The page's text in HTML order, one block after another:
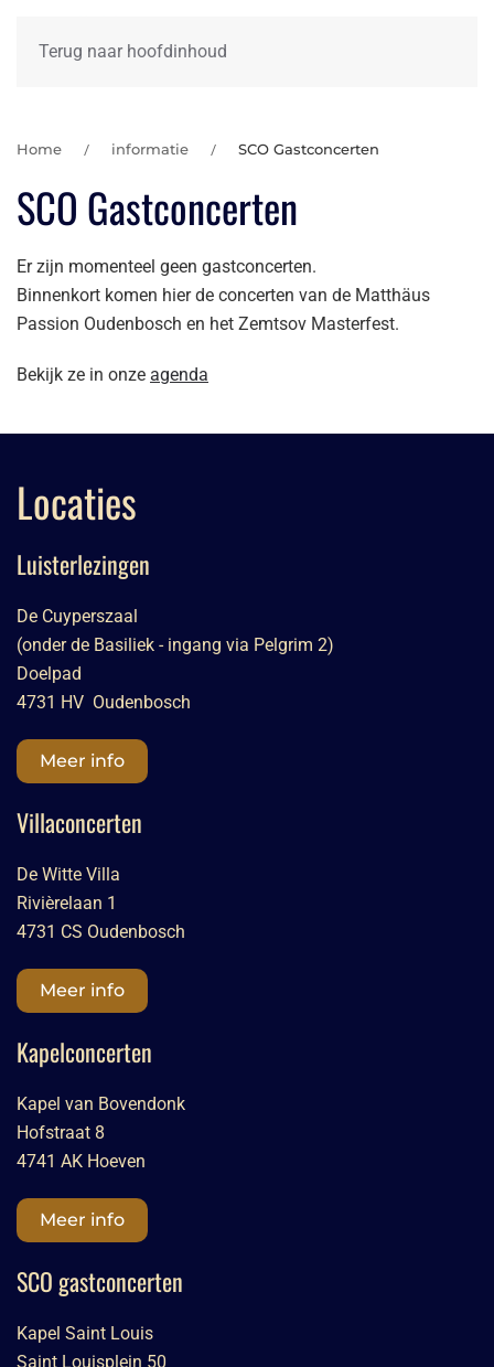
Terug naar hoofdinhoud
Home informatie SCO Gastconcerten
SCO Gastconcerten
Er zijn momenteel geen gastconcerten.
Binnenkort komen hier de concerten van de Matthäus
Passion Oudenbosch en het Zemtsov Masterfest.
Bekijk ze in onze agenda
Locaties
Luisterlezingen
De Cuyperszaal
(onder de Basiliek - ingang via Pelgrim 2)
Doelpad
4731 HV Oudenbosch
Meer info
Villaconcerten
De Witte Villa
Rivièrelaan 1
4731 CS Oudenbosch
Meer info
Kapelconcerten
Kapel van Bovendonk
Hofstraat 8
4741 AK Hoeven
Meer info
SCO gastconcerten
Kapel Saint Louis
Saint Louisplein 50